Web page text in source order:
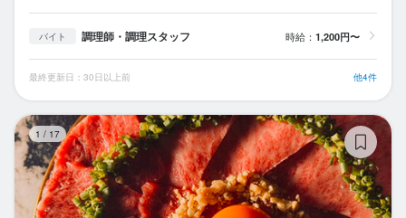
バイト 調理師・調理スタッフ 時給： 1,200円〜
最終更新日：30日以上前 他4件
1 / 17